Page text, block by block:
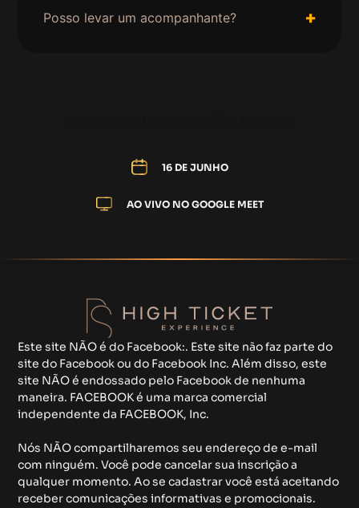
Posso levar um acompanhante?
16 DE JUNHO
AO VIVO NO GOOGLE MEET
Este site NÃO é do Facebook:. Este site não faz parte do
site do Facebook ou do Facebook Inc. Além disso, este
site NÃO é endossado pelo Facebook de nenhuma
maneira. FACEBOOK é uma marca comercial
independente da FACEBOOK, Inc.
Nós NÃO compartilharemos seu endereço de e-mail
com ninguém. Você pode cancelar sua inscrição a
qualquer momento. Ao se cadastrar você está aceitando
receber comunicações informativas e promocionais.